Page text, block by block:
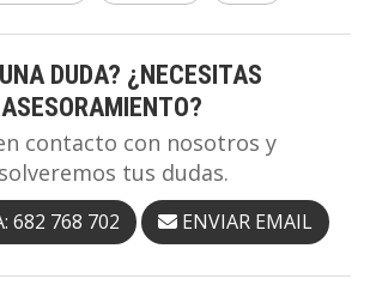
DUDA? ¿NECESITAS
ASESORAMIENTO?
contacto con nosotros y
tus dudas.
682 768 702 ENVIAR EMAIL